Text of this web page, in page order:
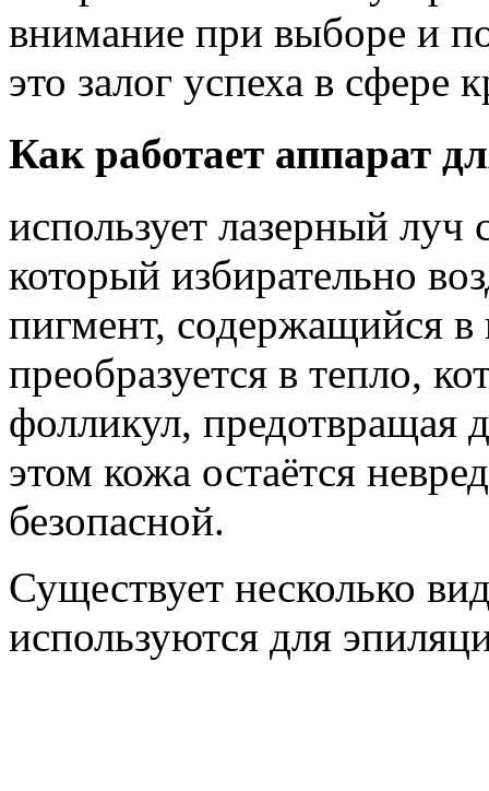
внимание при выборе и
это залог успеха в сфере
Как работает аппарат
использует лазерный
который избирательно
пигмент, содержащийся в
преобразуется в тепло,
фолликул, предотвращая
этом кожа остаётся
безопасной.
Существует несколько
используются для